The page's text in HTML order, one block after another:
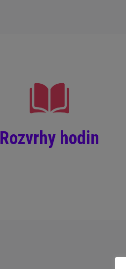
Rozvrhy hodin